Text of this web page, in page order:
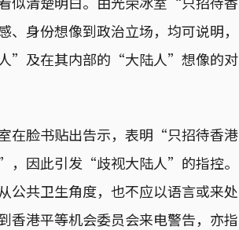
身份想像到政治立场，均可说明，
”及在其内部的“大陆人”想像的对
在脸书贴出告示，表明“只招待香港
因此引发“歧视大陆人”的指控。
共卫生角度，也不应以语言或来处
香港平等机会委员会来电警告，亦指